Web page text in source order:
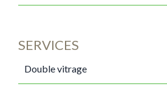
SERVICES
Double vitrage